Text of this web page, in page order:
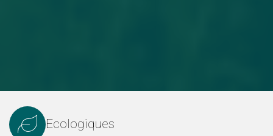
Ecologiques